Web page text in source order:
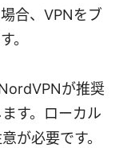
合、VPNをブ
。
が推奨
す。ローカル
が必要です。